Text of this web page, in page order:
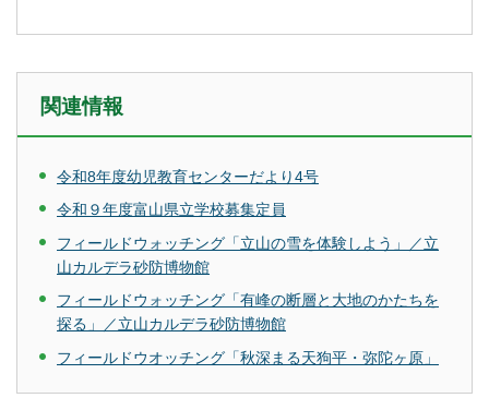
関連情報
令和8年度幼児教育センターだより4号
令和９年度富山県立学校募集定員
フィールドウォッチング「立山の雪を体験しよう」／立
山カルデラ砂防博物館
フィールドウォッチング「有峰の断層と大地のかたちを
探る」／立山カルデラ砂防博物館
フィールドウオッチング「秋深まる天狗平・弥陀ヶ原」